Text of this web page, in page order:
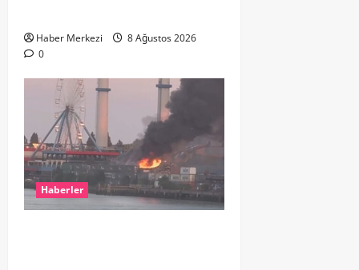
Haber Merkezi
8 Ağustos 2026
0
Haberler